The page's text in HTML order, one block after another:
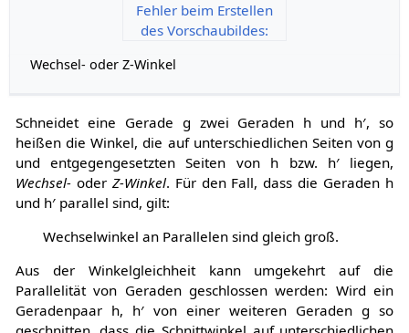
Fehler beim Erstellen
des Vorschaubildes:
Wechsel- oder Z-Winkel
Schneidet eine Gerade g zwei Geraden h und h′, so
heißen die Winkel, die auf unterschiedlichen Seiten vong
und entgegengesetzten Seiten von h bzw. h′liegen,
Wechsel-oder Z-Winkel. Für den Fall, dass die Geraden h
und h′parallel sind, gilt:
Wechselwinkel an Parallelen sind gleich groß.
Aus der Winkelgleichheit kann umgekehrt auf die
Parallelität von Geraden geschlossen werden: Wird ein
Geradenpaar h, h′von einer weiteren Geradeng so